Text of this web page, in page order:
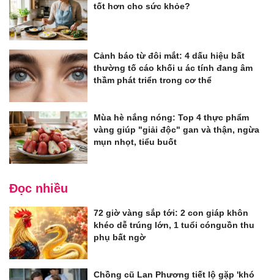
tốt hơn cho sức khỏe?
Cảnh báo từ đôi mắt: 4 dấu hiệu bất
thường tố cáo khối u ác tính đang âm
thầm phát triển trong cơ thể
Mùa hè nắng nóng: Top 4 thực phẩm
vàng giúp "giải độc" gan và thận, ngừa
mụn nhọt, tiểu buốt
Đọc nhiều
72 giờ vàng sắp tới: 2 con giáp khôn
khéo dễ trúng lớn, 1 tuổi cónguồn thu
phụ bất ngờ
Chồng cũ Lan Phương tiết lộ gặp 'khó